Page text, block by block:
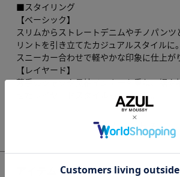
■スタイリング
【ベーシック】
スリムからストレートデニムやチノパン
リントを引き立てたカジュアルスタイルに。
スニーカー合わせで軽やかな印象に仕上が
【レイヤード】
薄手のシャツや長袖インナーを重ね、裾や
せたレイヤードスタイルもおすすめ。
WHTはクリーンで爽やかな印象に、BLKは
せたモード感のある着こなしに。
もっと見る
アイテムサイズ